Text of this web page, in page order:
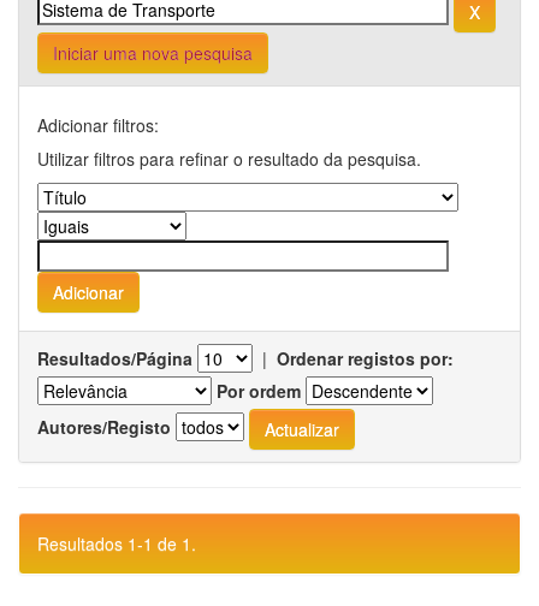
Iniciar uma nova pesquisa
Adicionar filtros:
Utilizar filtros para refinar o resultado da pesquisa.
Resultados/Página | Ordenar registos por:
Por ordem
Autores/Registo
Resultados 1-1 de 1.